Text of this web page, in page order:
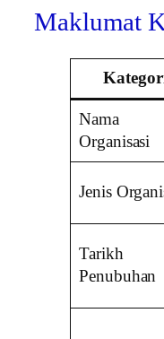
Maklumat
Nama
Organisasi
Jenis
Tarikh
Penubuhan